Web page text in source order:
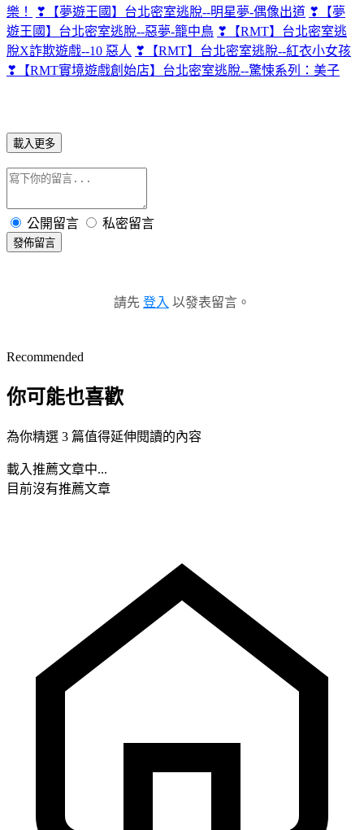
樂！
❣【夢遊王國】台北密室逃脫--明星夢-偶像出道 ❣【夢
遊王國】台北密室逃脫--惡夢-籠中鳥 ❣【RMT】台北密室逃
脫X詐欺遊戲--10 惡人 ❣【RMT】台北密室逃脫--紅衣小女孩
❣【RMT實境遊戲創始店】台北密室逃脫--驚悚系列：美子
載入更多
公開留言 私密留言
發佈留言
請先 登入 以發表留言。
Recommended
你可能也喜歡
為你精選 3 篇值得延伸閱讀的內容
載入推薦文章中...
目前沒有推薦文章